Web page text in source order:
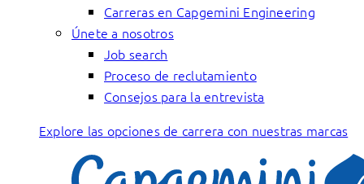
Carreras en Capgemini Engineering
Únete a nosotros
Job search
Proceso de reclutamiento
Consejos para la entrevista
Explore las opciones de carrera con nuestras marcas